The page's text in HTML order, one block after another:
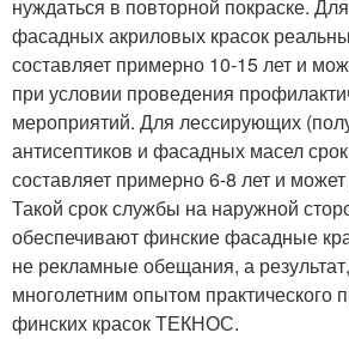
нуждаться в повторной покраске.
фасадных акриловых красок
составляет примерно 10-15 лет и
при условии проведения
мероприятий. Для лессирующих
антисептиков и фасадных масел
составляет примерно 6-8 лет и может
Такой срок службы на наружной
обеспечивают финские фасадные
не рекламные обещания, а
многолетним опытом практического
финских красок ТЕКНОС.